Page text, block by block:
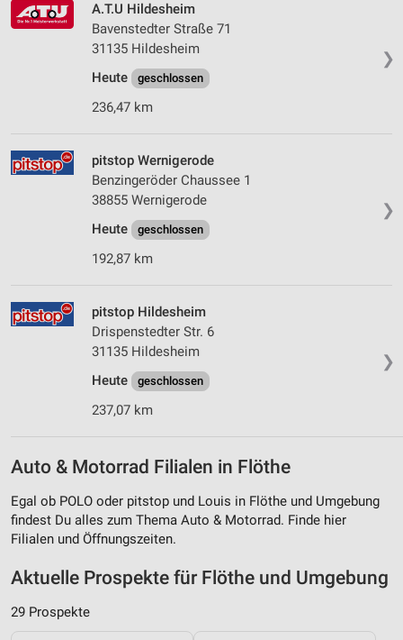
❯
A.T.U Hildesheim
Bavenstedter Straße 71
31135 Hildesheim
Heute
geschlossen
236,47 km
❯
pitstop Wernigerode
Benzingeröder Chaussee 1
38855 Wernigerode
Heute
geschlossen
192,87 km
❯
pitstop Hildesheim
Drispenstedter Str. 6
31135 Hildesheim
Heute
geschlossen
237,07 km
Auto & Motorrad Filialen in Flöthe
Egal ob POLO oder pitstop und Louis in Flöthe und Umgebung
findest Du alles zum Thema Auto & Motorrad. Finde hier
Filialen und Öffnungszeiten.
Aktuelle Prospekte für Flöthe und Umgebung
29 Prospekte